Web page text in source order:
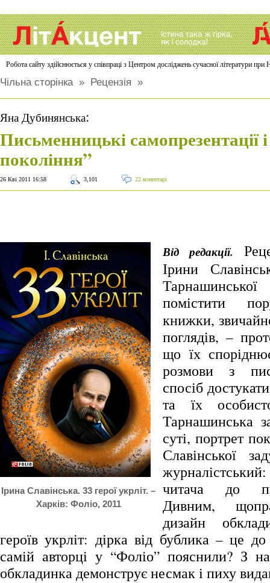
Робота сайту здійснюється у співпраці з Центром досліджень сучасної літератури
Чільна сторінка» Рецензія »
Яна Дубинянська:
Письменницькі самопрезентації
покоління”
26 Кві 2011 16:58 3,101 22 коментарі
Ірина Славінська. 33 герої укрліт. –
Харків: Фоліо, 2011
Від редакції.
Ірини
помістити
книжки,
поглядів, –
що їх
розмови з
спосіб
та їх
Тарнашинська
суті, портрет
Славінської
журналістський:
читача до
Дивним,
дизайн
героїв укрліт: дірка від бублика – це
самій авторці у “Фоліо” пояснили? З
обкладинка демонструє несмак і пиху